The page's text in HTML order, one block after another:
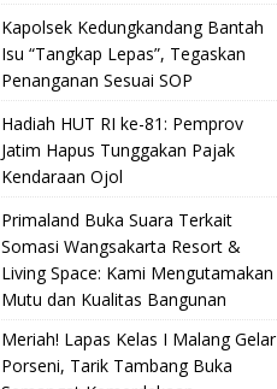
Kapolsek Kedungkandang Bantah
Isu “Tangkap Lepas”, Tegaskan
Penanganan Sesuai SOP
Hadiah HUT RI ke-81: Pemprov
Jatim Hapus Tunggakan Pajak
Kendaraan Ojol
Primaland Buka Suara Terkait
Somasi Wangsakarta Resort &
Living Space: Kami Mengutamakan
Mutu dan Kualitas Bangunan
Meriah! Lapas Kelas I Malang Gelar
Porseni, Tarik Tambang Buka